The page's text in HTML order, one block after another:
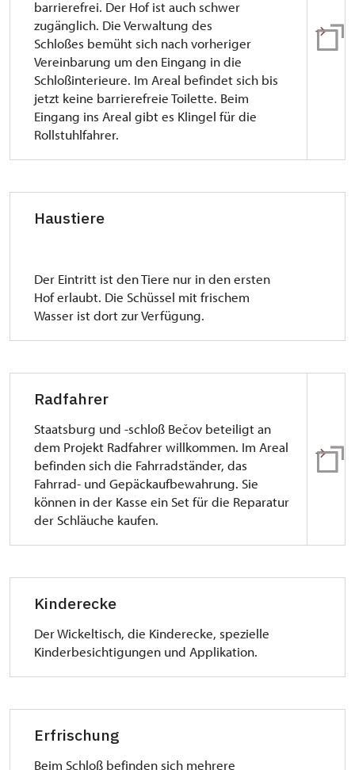
barrierefrei. Der Hof ist auch schwer
zugänglich. Die Verwaltung des
Schloßes bemüht sich nach vorheriger
Vereinbarung um den Eingang in die
Schloßinterieure. Im Areal befindet sich bis
jetzt keine barrierefreie Toilette. Beim
Eingang ins Areal gibt es Klingel für die
Rollstuhlfahrer.
Haustiere
Der Eintritt ist den Tiere nur in den ersten
Hof erlaubt. Die Schüssel mit frischem
Wasser ist dort zur Verfügung.
Radfahrer
Staatsburg und -schloß Bečov beteiligt an
dem Projekt Radfahrer willkommen. Im Areal
befinden sich die Fahrradständer, das
Fahrrad- und Gepäckaufbewahrung. Sie
können in der Kasse ein Set für die Reparatur
der Schläuche kaufen.
Kinderecke
Der Wickeltisch, die Kinderecke, spezielle
Kinderbesichtigungen und Applikation.
Erfrischung
Beim Schloß befinden sich mehrere